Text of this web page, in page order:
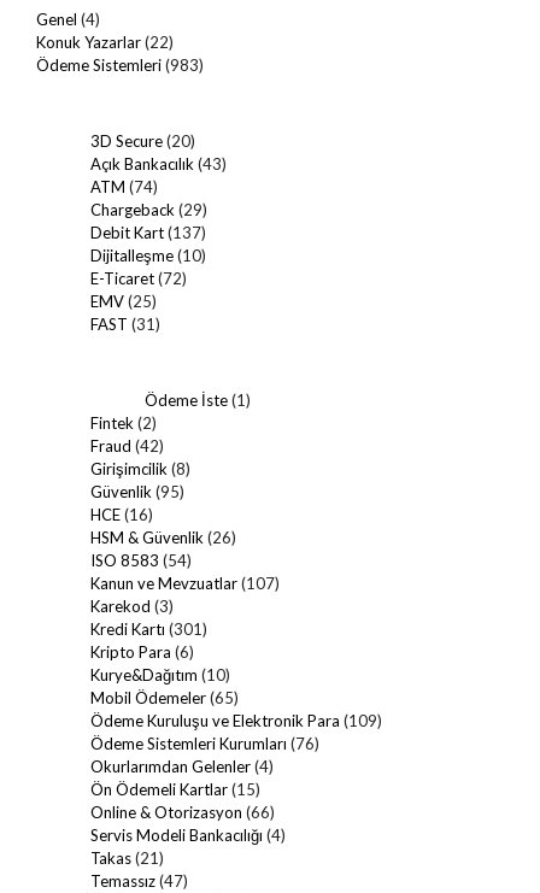
Genel (4)
Konuk Yazarlar(22)
Ödeme Sistemleri(983)
3D Secure(20)
Açık Bankacılık(43)
ATM (74)
Chargeback(29)
Debit Kart(137)
Dijitalleşme(10)
E-Ticaret(72)
EMV(25)
FAST (31)
Ödeme İste(1)
Fintek(2)
Fraud (42)
Girişimcilik(8)
Güvenlik(95)
HCE(16)
HSM & Güvenlik(26)
ISO 8583 (54)
Kanun ve Mevzuatlar(107)
Karekod (3)
Kredi Kartı (301)
Kripto Para (6)
Kurye&Dağıtım (10)
Mobil Ödemeler(65)
Ödeme Kuruluşu ve Elektronik Para (109)
Ödeme Sistemleri Kurumları (76)
Okurlarımdan Gelenler(4)
Ön Ödemeli Kartlar(15)
Online & Otorizasyon (66)
Servis Modeli Bankacılığı (4)
Takas(21)
Temassız(47)